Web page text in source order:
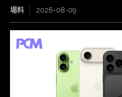
場料 2026-08-09